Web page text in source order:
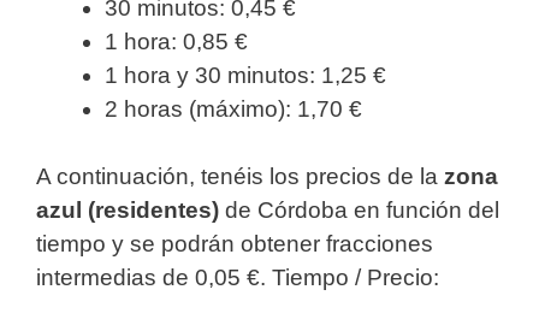
30 minutos: 0,45 €
1 hora: 0,85 €
1 hora y 30 minutos: 1,25 €
2 horas (máximo): 1,70 €
A continuación, tenéis los precios de la zona
azul (residentes) de Córdoba en función del
tiempo y se podrán obtener fracciones
intermedias de 0,05 €. Tiempo / Precio: